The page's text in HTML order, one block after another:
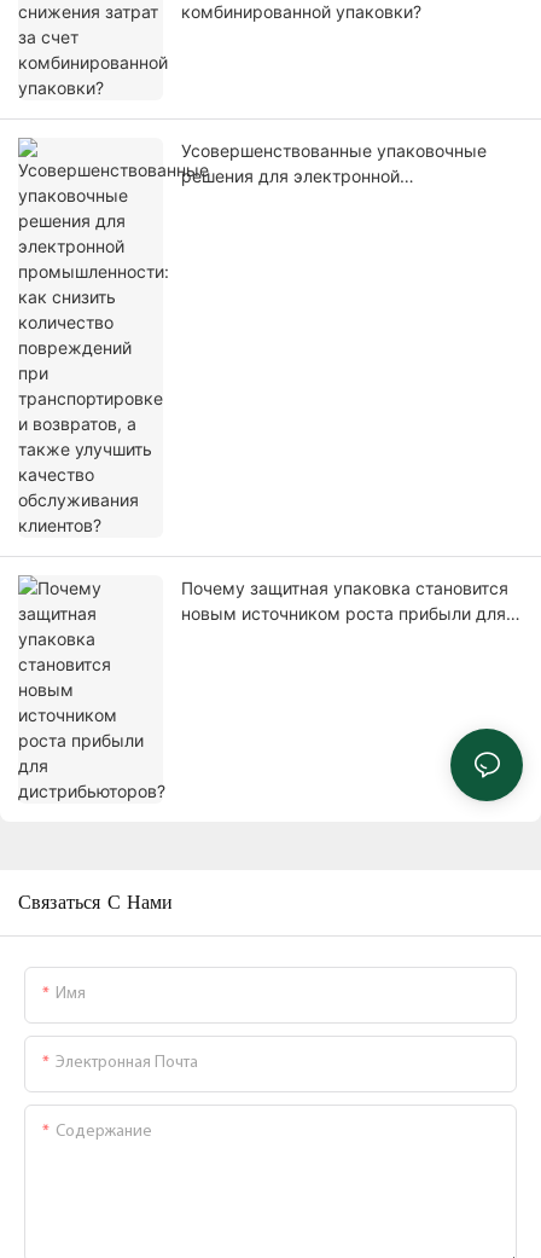
комбинированной упаковки?
Усовершенствованные упаковочные
решения для электронной
Почему защитная упаковка становится
новым источником роста прибыли для
Связаться С Нами
Имя
Электронная Почта
Содержание